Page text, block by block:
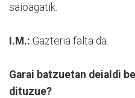
saioagatik.
I.M.: Gazteria falta da.
Garai batzuetan deialdi
dituzue?